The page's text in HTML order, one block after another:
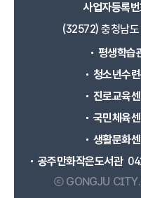
사업자등록
(32572) 충청남
평생학습
청소년수
진로교육센
국민체육센
생활문화센
공주만화작은도서관
ⓒ GONGJU CITY.